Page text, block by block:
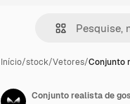
Início/stock/Vetores/Conjunto
Conjunto realista de